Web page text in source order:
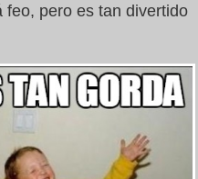
feo, pero es tan divertido